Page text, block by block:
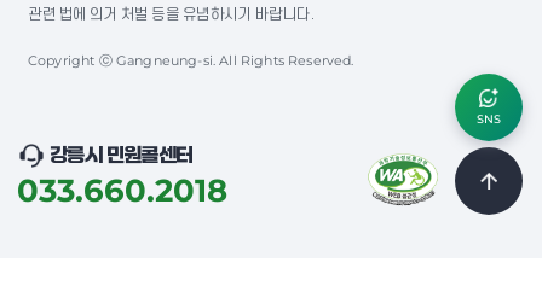
관련 법에 의거 처벌 등을 유념하시기 바랍니다.
Copyright ⓒ Gangneung-si. All Rights Reserved.
강릉시 민원콜센터
033.660.2018
SNS